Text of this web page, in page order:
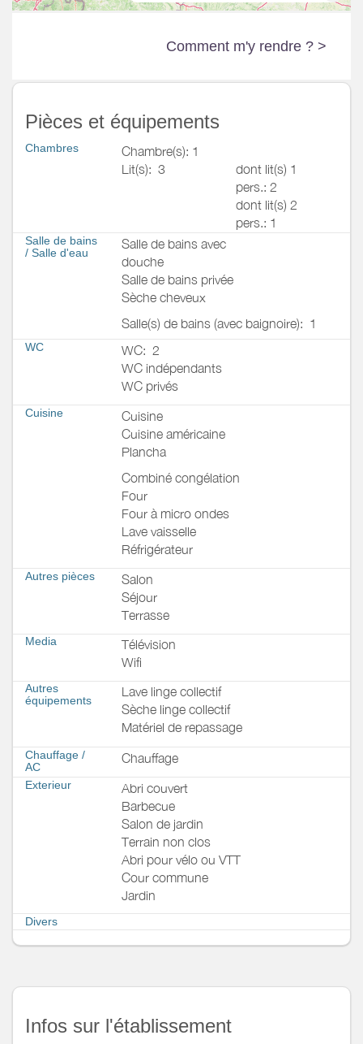
Comment m'y rendre ? >
Pièces et équipements
Chambres
Chambre(s): 1
Lit(s): 3
dont lit(s) 1
pers.: 2
dont lit(s) 2
pers.: 1
Salle de bains
/ Salle d'eau
Salle de bains avec
douche
Salle de bains privée
Sèche cheveux
Salle(s) de bains (avec baignoire): 1
WC WC: 2
WC indépendants
WC privés
Cuisine
Cuisine
Cuisine américaine
Plancha
Combiné congélation
Four
Four à micro ondes
Lave vaisselle
Réfrigérateur
Autres pièces
Salon
Séjour
Terrasse
Media
Télévision
Wifi
Autres
équipements
Lave linge collectif
Sèche linge collectif
Matériel de repassage
Chauffage /
AC
Chauffage
Exterieur
Abri couvert
Barbecue
Salon de jardin
Terrain non clos
Abri pour vélo ou VTT
Cour commune
Jardin
Divers
Infos sur l'établissement